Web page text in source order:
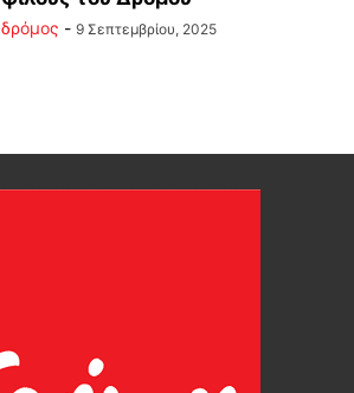
δρόμος - 9 Σεπτεμβρίου, 2025